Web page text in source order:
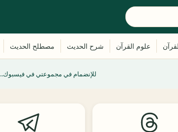
للإنضمام في مجموعتي في فيسبوك..